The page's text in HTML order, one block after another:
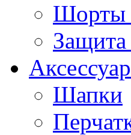
Шорты
Защита
Шапки